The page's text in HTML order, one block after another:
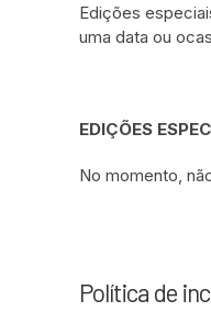
Edições
uma data ou
EDIÇÕES
No momento,
Política de